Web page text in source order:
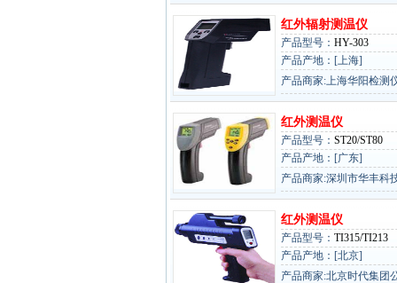
红外辐射测温仪
产品型号： HY-303
产品产地：[上海]
产品商家:上海华阳检测
红外测温仪
产品型号： ST20/ST80
产品产地：[广东]
产品商家:深圳市华丰科
红外测温仪
产品型号： TI315/TI213
产品产地：[北京]
产品商家:北京时代集团